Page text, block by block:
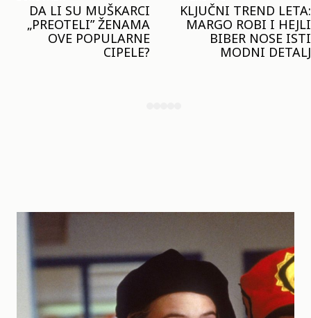
KLJUČNI TREND LETA:
MARGO ROBI I HEJLI
BIBER NOSE ISTI
MODNI DETALJ
JOŠ JE RANO ZA JAKNE
– ALI U RESERVED JE
STIGAO MODEL KOJI
ĆE BITI VELIKI TREND